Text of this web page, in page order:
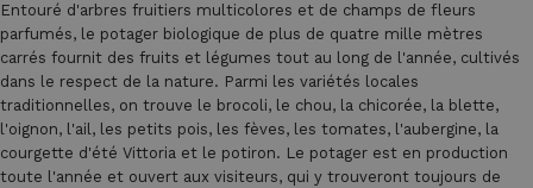
Entouré d'arbres fruitiers multicolores et de champs de fleurs
parfumés, le potager biologique de plus de quatre mille mètres
carrés fournit des fruits et légumes tout au long de l'année, cultivés
dans le respect de la nature. Parmi les variétés locales
traditionnelles, on trouve le brocoli, le chou, la chicorée, la blette,
l'oignon, l'ail, les petits pois, les fèves, les tomates, l'aubergine, la
courgette d'été Vittoria et le potiron. Le potager est en production
toute l'année et ouvert aux visiteurs, qui y trouveront toujours de